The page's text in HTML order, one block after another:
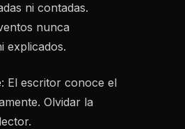
ni contadas.
nunca
explicados.
: El escritor conoce el
Olvidar la